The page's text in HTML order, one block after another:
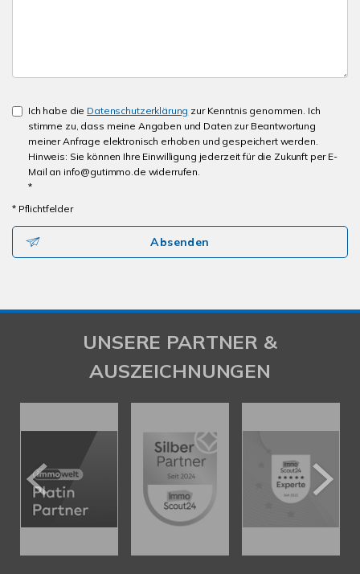
Ich habe die Datenschutzerklärung zur Kenntnis genommen. Ich
stimme zu, dass meine Angaben und Daten zur Beantwortung
meiner Anfrage elektronisch erhoben und gespeichert werden.
Hinweis: Sie können Ihre Einwilligung jederzeit für die Zukunft per E-
Mail an info@gutimmo.de widerrufen.
*
* Pflichtfelder
Absenden
UNSERE PARTNER &
AUSZEICHNUNGEN